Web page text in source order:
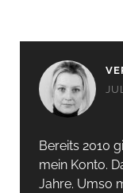
Bereits 2010
mein Konto.
Jahre. Umso